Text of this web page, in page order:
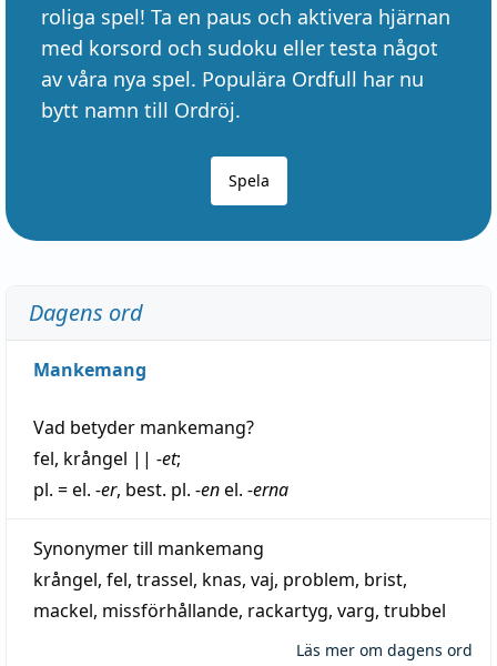
roliga spel! Ta en paus och aktivera hjärnan
med korsord och sudoku eller testa något
av våra nya spel. Populära Ordfull har nu
bytt namn till Ordröj.
Spela
Dagens ord
Mankemang
Vad betyder mankemang?
fel, krångel || -et;
pl. = el. -er, best. pl. -enel. -erna
Synonymer till mankemang
krångel, fel, trassel, knas, vaj, problem, brist,
mackel, missförhållande, rackartyg, varg, trubbel
Läs mer om dagens ord